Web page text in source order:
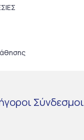
Σύνδεσμοι